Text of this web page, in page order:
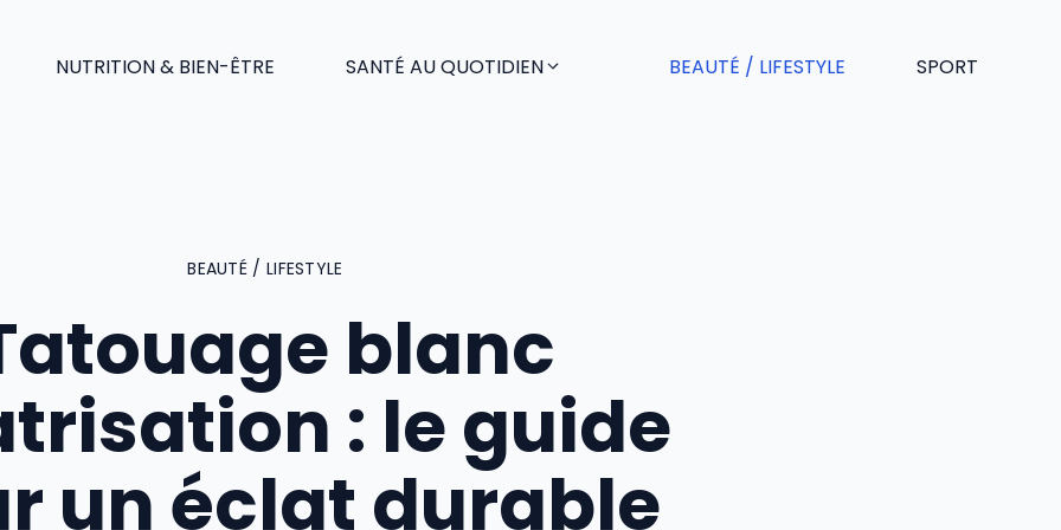
NUTRITION & BIEN-ÊTRE SANTÉ AU QUOTIDIEN BEAUTÉ / LIFESTYLE SPORT
BEAUTÉ / LIFESTYLE
blanc
: le guide
un éclat durable